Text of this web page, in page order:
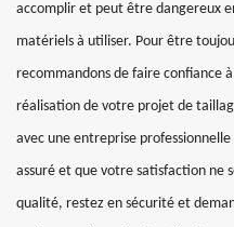
accomplir et peut être dangereux
matériels à utiliser. Pour être
recommandons de faire confiance
réalisation de votre projet de
avec une entreprise
assuré et que votre satisfaction ne
qualité, restez en sécurité et